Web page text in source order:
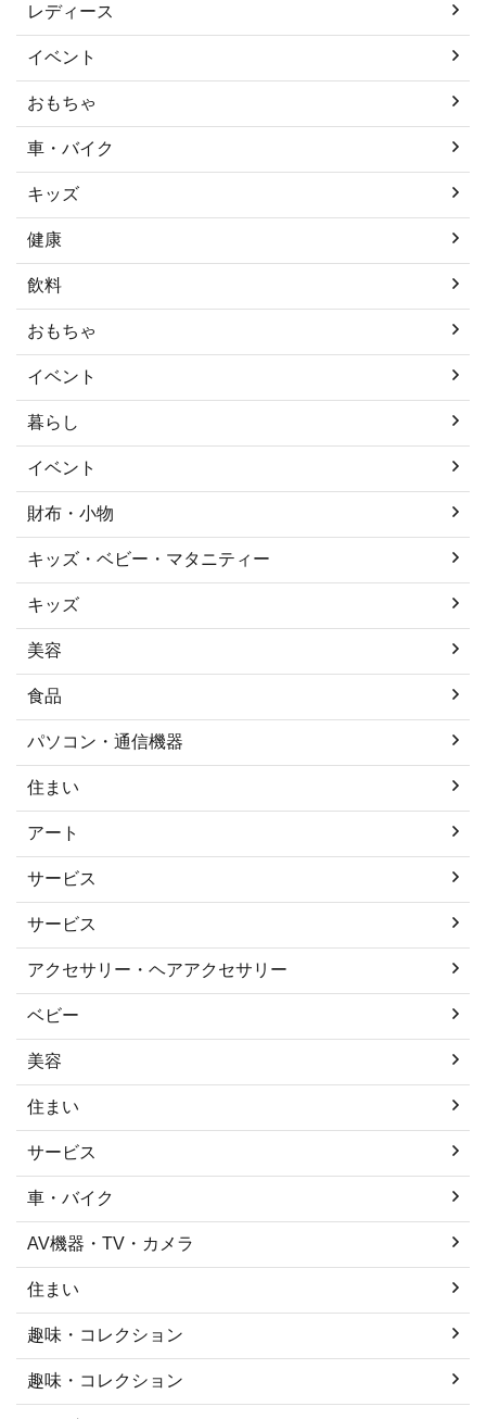
レディース
イベント
おもちゃ
車・バイク
キッズ
健康
飲料
おもちゃ
イベント
暮らし
イベント
財布・小物
キッズ・ベビー・マタニティー
キッズ
美容
食品
パソコン・通信機器
住まい
アート
サービス
サービス
アクセサリー・ヘアアクセサリー
ベビー
美容
住まい
サービス
車・バイク
AV機器・TV・カメラ
住まい
趣味・コレクション
趣味・コレクション